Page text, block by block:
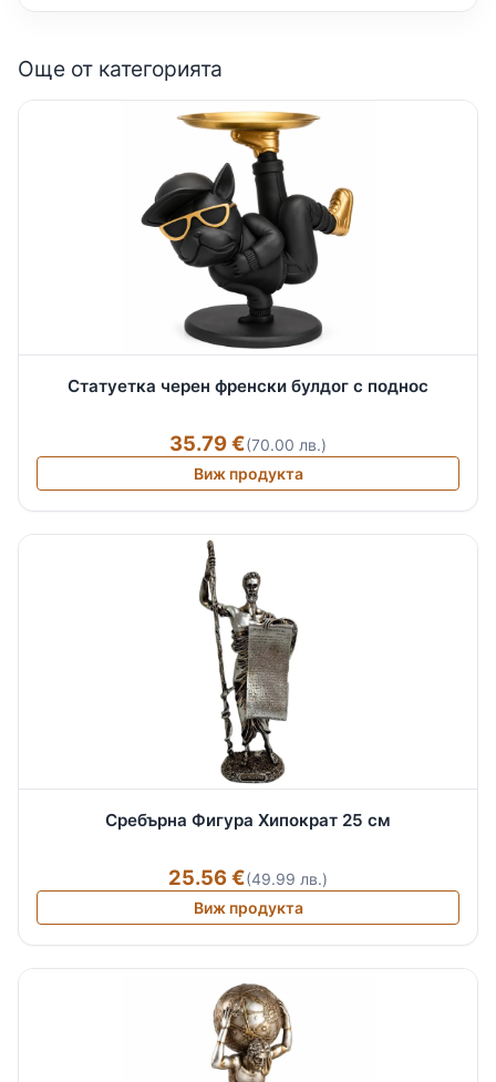
Още от категорията
Статуетка черен френски булдог с поднос
35.79 €(70.00 лв.)
Виж продукта
Сребърна Фигура Хипократ 25 см
25.56 €(49.99 лв.)
Виж продукта